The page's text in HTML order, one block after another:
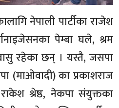
नेपाली पार्टीका राजेश
पेम्बा घले, श्रम
रहेका छन् । यस्तै, जसपा
(माओवादी) का प्रकाशराज
श्रेष्ठ, नेकपा संयुक्तका